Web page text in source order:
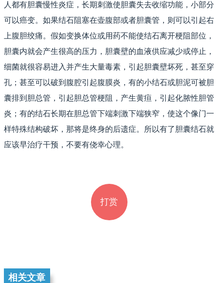
人都有胆囊慢性炎症，长期刺激使胆囊失去收缩功能，小部分
可以癌变。如果结石阻塞在壶腹部或者胆囊管，则可以引起右
上腹胆绞痛。假如变换体位或用药不能使结石离开梗阻部位，
胆囊内就会产生很高的压力，胆囊壁的血液供应减少或停止，
细菌就很容易进入并产生大量毒素，引起胆囊壁坏死，甚至穿
孔；甚至可以破到腹腔引起腹膜炎，有的小结石或胆泥可被胆
囊排到胆总管，引起胆总管梗阻，产生黄疸，引起化脓性胆管
炎；有的结石长期在胆总管下端刺激下端狭窄，使这个像门一
样特殊结构破坏，那将是终身的后遗症。所以有了胆囊结石就
应该早治疗干预，不要有侥幸心理。
打赏
相关文章